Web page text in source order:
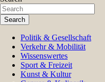
Search
Politik & Gesellschaft
Verkehr & Mobilität
Wissenswertes
Sport & Freizeit
Kunst & Kultur